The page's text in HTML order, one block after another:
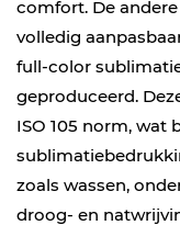
comfort. De
volledig
full-color
geproduceerd.
ISO 105 norm,
zoals wassen,
droog- en